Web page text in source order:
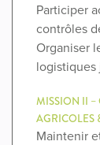
Participer
contrôles
Organiser
logistiques
MISSION II –
AGRICOLES
Maintenir